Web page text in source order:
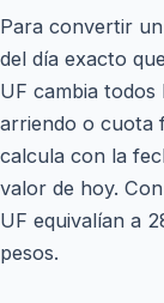
Para convertir
del día exacto
UF cambia todos
arriendo o cuota
calcula con la
valor de hoy.
UF equivalían a
pesos.